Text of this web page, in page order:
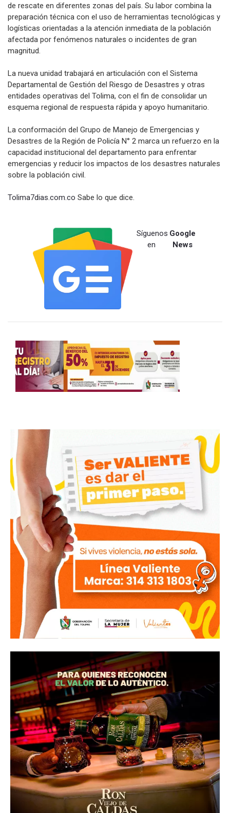
de rescate en diferentes zonas del país. Su labor combina la
preparación técnica con el uso de herramientas tecnológicas y
logísticas orientadas a la atención inmediata de la población
afectada por fenómenos naturales o incidentes de gran
magnitud.
La nueva unidad trabajará en articulación con el Sistema
Departamental de Gestión del Riesgo de Desastres y otras
entidades operativas del Tolima, con el fin de consolidar un
esquema regional de respuesta rápida y apoyo humanitario.
La conformación del Grupo de Manejo de Emergencias y
Desastres de la Región de Policía N° 2 marca un refuerzo en la
capacidad institucional del departamento para enfrentar
emergencias y reducir los impactos de los desastres naturales
sobre la población civil.
Tolima7dias.com.co Sabe lo que dice.
Síguenos
en
Google
News